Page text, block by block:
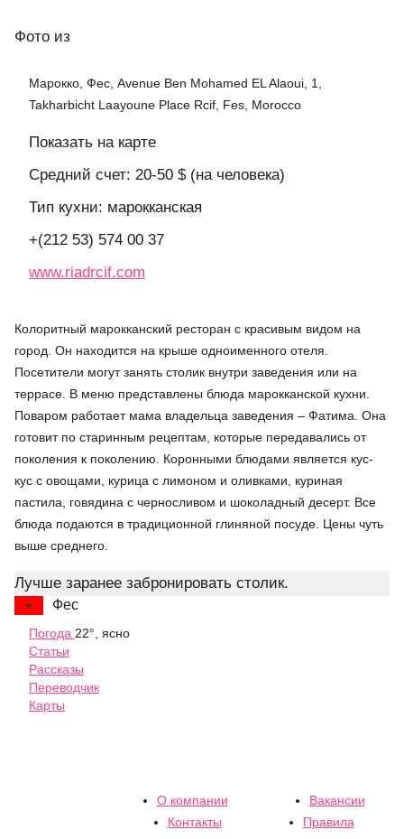
Фото из
Марокко, Фес, Avenue Ben Mohamed EL Alaoui, 1,
Takharbicht Laayoune Place Rcif, Fes, Morocco
Показать на карте
Средний счет: 20-50 $ (на человека)
Тип кухни: марокканская
+(212 53) 574 00 37
www.riadrcif.com
Колоритный марокканский ресторан с красивым видом на
город. Он находится на крыше одноименного отеля.
Посетители могут занять столик внутри заведения или на
террасе. В меню представлены блюда марокканской кухни.
Поваром работает мама владельца заведения – Фатима. Она
готовит по старинным рецептам, которые передавались от
поколения к поколению. Коронными блюдами является кус-
кус с овощами, курица с лимоном и оливками, куриная
пастила, говядина с черносливом и шоколадный десерт. Все
блюда подаются в традиционной глиняной посуде. Цены чуть
выше среднего.
Лучше заранее забронировать столик.
Фес
Погода 22°, ясно
Статьи
Рассказы
Переводчик
Карты
О компании
Вакансии
Контакты
Правила